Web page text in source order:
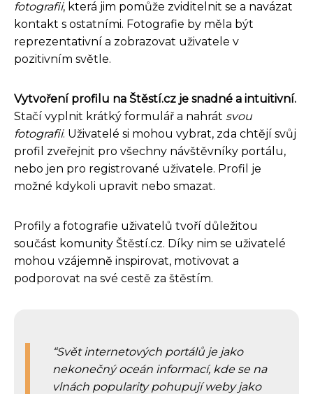
fotografii, která jim pomůže zviditelnit se a navázat
kontakt s ostatními. Fotografie by měla být
reprezentativní a zobrazovat uživatele v
pozitivním světle.
Vytvoření profilu na Štěstí.cz je snadné a intuitivní.
Stačí vyplnit krátký formulář a nahrát svou
fotografii. Uživatelé si mohou vybrat, zda chtějí svůj
profil zveřejnit pro všechny návštěvníky portálu,
nebo jen pro registrované uživatele. Profil je
možné kdykoli upravit nebo smazat.
Profily a fotografie uživatelů tvoří důležitou
součást komunity Štěstí.cz. Díky nim se uživatelé
mohou vzájemně inspirovat, motivovat a
podporovat na své cestě za štěstím.
Svět internetových portálů je jako
nekonečný oceán informací, kde se na
vlnách popularity pohupují weby jako